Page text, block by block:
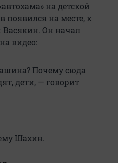
на детской
появился на месте, к
Он начал
видео:
Почему сюда
дети, — говорит
Шахин.